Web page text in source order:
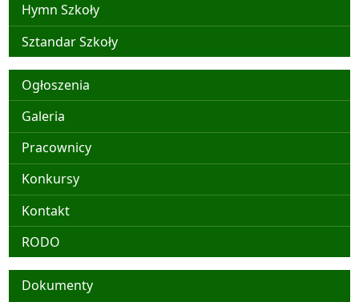
Hymn Szkoły
Sztandar Szkoły
Menu główne
Ogłoszenia
Galeria
Pracownicy
Konkursy
Kontakt
RODO
Menu
Dokumenty